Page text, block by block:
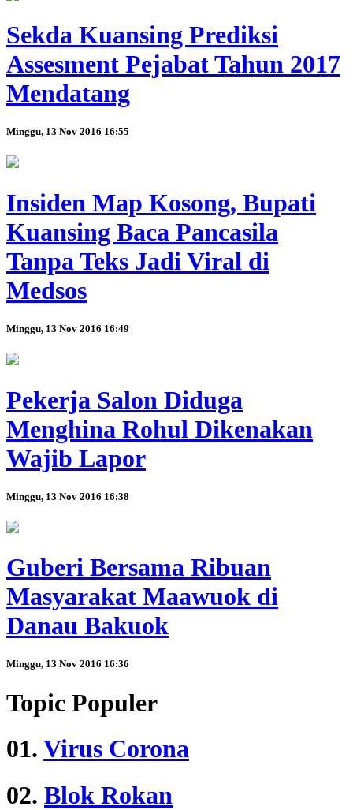
Sekda Kuansing Prediksi
Assesment Pejabat Tahun 2017
Mendatang
Minggu, 13 Nov 2016 16:55
Insiden Map Kosong, Bupati
Kuansing Baca Pancasila
Tanpa Teks Jadi Viral di
Medsos
Minggu, 13 Nov 2016 16:49
Pekerja Salon Diduga
Menghina Rohul Dikenakan
Wajib Lapor
Minggu, 13 Nov 2016 16:38
Guberi Bersama Ribuan
Masyarakat Maawuok di
Danau Bakuok
Minggu, 13 Nov 2016 16:36
Topic Populer
01. Virus Corona
02. Blok Rokan